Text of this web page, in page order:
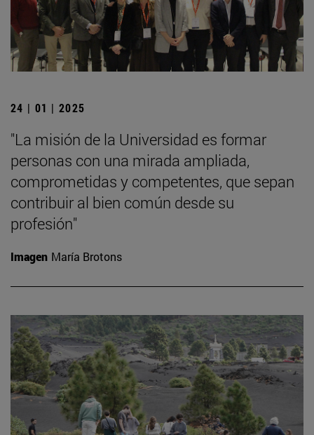
24 | 01 | 2025
"La misión de la Universidad es formar
personas con una mirada ampliada,
comprometidas y competentes, que sepan
contribuir al bien común desde su
profesión"
Imagen María Brotons